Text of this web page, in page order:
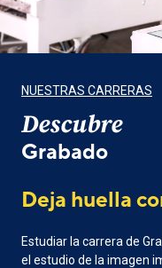
NUESTRAS CARRERAS
Descubre
Grabado
Deja huella
Estudiar la carrera de
el estudio de la imagen